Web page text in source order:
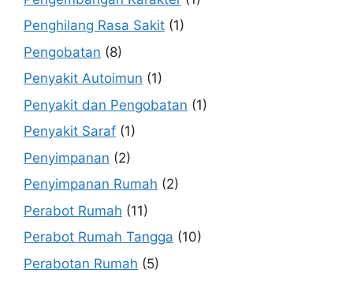
Penghilang Rasa Sakit (1)
Pengobatan (8)
Penyakit Autoimun (1)
Penyakit dan Pengobatan (1)
Penyakit Saraf (1)
Penyimpanan (2)
Penyimpanan Rumah (2)
Perabot Rumah (11)
Perabot Rumah Tangga (10)
Perabotan Rumah (5)